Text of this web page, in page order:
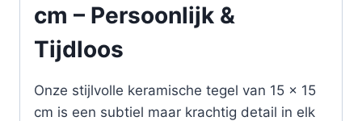
cm – Persoonlijk &
Tijdloos
Onze stijlvolle keramische tegel van 15 x 15
cm is een subtiel maar krachtig detail in elk